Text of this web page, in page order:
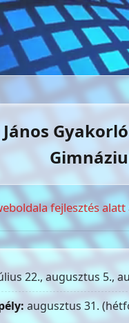
János
fejlesztés
22., augusztus 5.,
augusztus 31.